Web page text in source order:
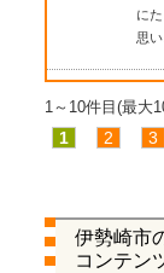
に
思い
1～10件目(最大
1 2 3
伊勢崎市の
コンテン